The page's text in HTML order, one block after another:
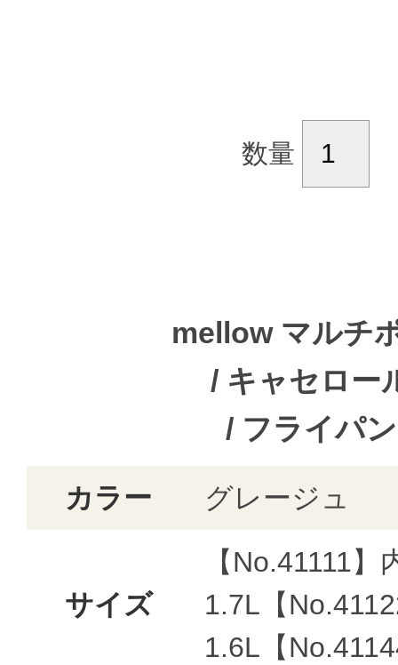
数量
mellow マルチ
/ キャセロー
/ フライパ
カラー グレージュ
サイズ
【No.41111
1.7L【
1.6L【